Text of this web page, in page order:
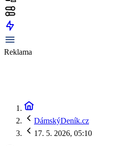
Reklama
DámskýDeník.cz
17. 5. 2026, 05:10